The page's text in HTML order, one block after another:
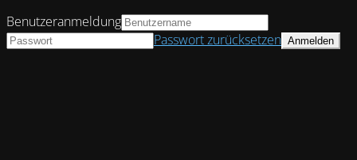
Benutzeranmeldung
Passwort zurücksetzen